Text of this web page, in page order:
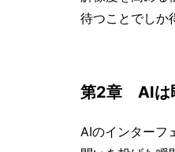
待つことでしか
第2章 AIは
AIのインターフ